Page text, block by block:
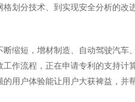
格划分技术、到实现安全分析的
缩短，增材制造、自动驾驶汽
作流程，正在申请专利的支持
用户体验能让用户大获裨益，并